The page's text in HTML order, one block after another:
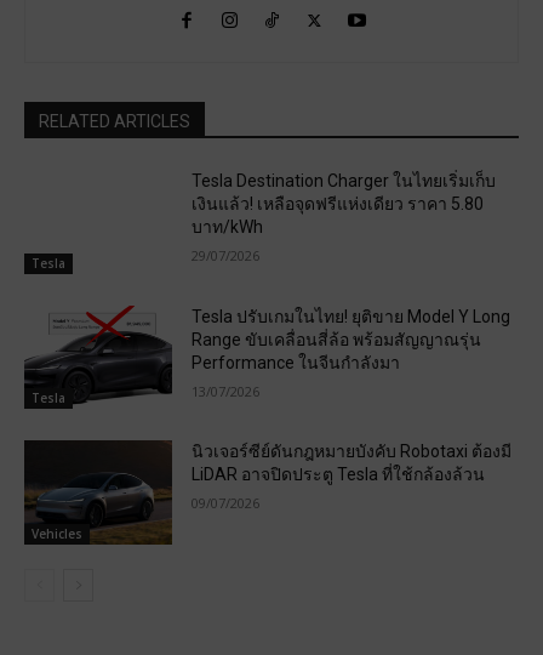
RELATED ARTICLES
Tesla
Tesla Destination Charger ในไทยเริ่มเก็บ
เงินแล้ว! เหลือจุดฟรีแห่งเดียว ราคา 5.80
บาท/kWh
29/07/2026
Tesla
Tesla ปรับเกมในไทย! ยุติขาย Model Y Long
Range ขับเคลื่อนสี่ล้อ พร้อมสัญญาณรุ่น
Performance ในจีนกำลังมา
13/07/2026
Vehicles
นิวเจอร์ซีย์ดันกฎหมายบังคับ Robotaxi ต้องมี
LiDAR อาจปิดประตู Tesla ที่ใช้กล้องล้วน
09/07/2026